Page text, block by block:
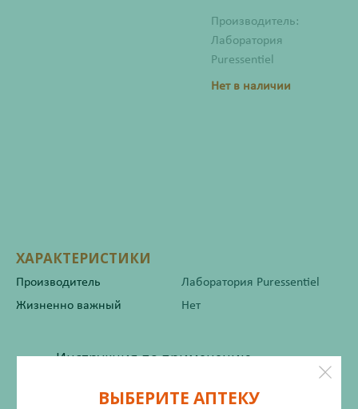
Производитель:
Лаборатория
Puressentiel
Нет в наличии
ХАРАКТЕРИСТИКИ
Производитель
Лаборатория Puressentiel
Жизненно важный
Нет
Инструкция по применению
ВЫБЕРИТЕ АПТЕКУ